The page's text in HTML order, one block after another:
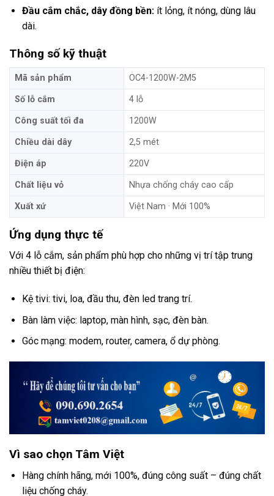
Đầu cắm chắc, dây đồng bền:ít lỏng, ít nóng, dùng lâu
dài.
Thông số kỹ thuật
Mã sản phẩm OC4-1200W-2M5
Số lỗ cắm 4 lỗ
Công suất tối đa 1200W
Chiều dài dây 2,5 mét
Điện áp 220V
Chất liệu vỏ Nhựa chống cháy cao cấp
Xuất xứ Việt Nam · Mới 100%
Ứng dụng thực tế
Với 4 lỗ cắm, sản phẩm phù hợp cho những vị trí tập trung
nhiều thiết bị điện:
Kệ tivi: tivi, loa, đầu thu, đèn led trang trí.
Bàn làm việc: laptop, màn hình, sạc, đèn bàn.
Góc mạng: modem, router, camera, ổ dự phòng.
Vì sao chọn Tâm Việt
Hàng chính hãng, mới 100%, đúng công suất – đúng chất
liệu chống cháy.